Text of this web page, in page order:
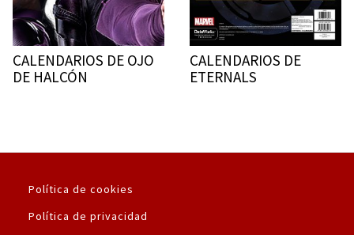
CALENDARIOS DE OJO
DE HALCÓN
CALENDARIOS DE
ETERNALS
Política de cookies
Política de privacidad